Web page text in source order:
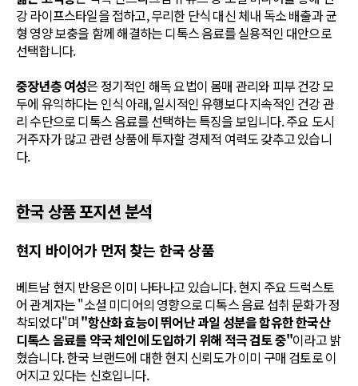
강 라이프스타일을 접하고, 무리한 단식 대신 체내 독소 배출과 균
형 영양 보충을 함께 해결하는 디톡스 음료를 실용적인 대안으로
선택합니다.
중장년층 여성은 정기적인 해독 요법이 몸매 관리와 피부 건강 모
두에 유익하다는 인식 아래, 일시적인 유행보다 지속적인 건강 관
리 수단으로 디톡스 음료를 선택하는 특징을 보입니다. 주요 도시
거주자가 많고 관련 상품에 투자할 경제적 여력도 갖추고 있습니
다.
한국 상품 포지션 분석
현지 바이어가 먼저 찾는 한국 상품
베트남 현지 반응은 이미 나타나고 있습니다. 현지 주요 드럭스토
어 관계자는 "소셜 미디어의 영향으로 디톡스 음료 섭취 문화가 정
착되었다"며"항산화 효능이 뛰어난 과일 성분을 함유한 한국산
디톡스 음료를 약국 체인에 도입하기 위해 적극 검토 중"이라고 밝
혔습니다. 한국 브랜드에 대한 현지 신뢰도가 이미 구매 검토로 이
어지고 있다는 신호입니다.